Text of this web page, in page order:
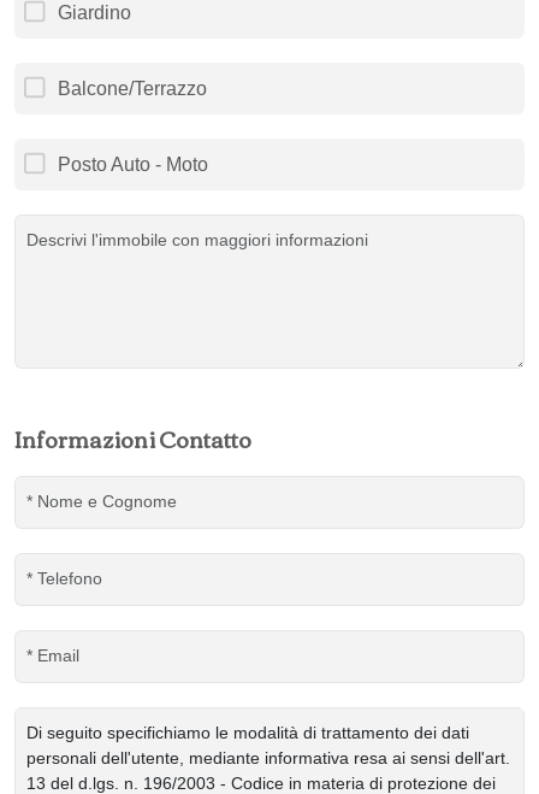
Giardino
Balcone/Terrazzo
Posto Auto - Moto
Informazioni Contatto